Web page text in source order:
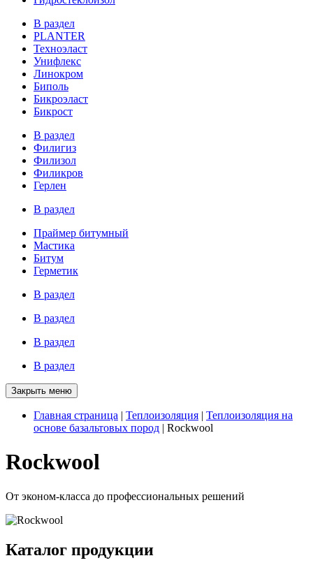
В раздел
PLANTER
Техноэласт
Унифлекс
Линокром
Биполь
Бикроэласт
Бикрост
В раздел
Филигиз
Филизол
Филикров
Герлен
В раздел
Праймер битумный
Мастика
Битум
Герметик
В раздел
В раздел
В раздел
В раздел
Закрыть меню
Главная страница | Теплоизоляция | Теплоизоляция на
основе базальтовых пород | Rockwool
Rockwool
От эконом-класса до профессиональных решений
Каталог продукции